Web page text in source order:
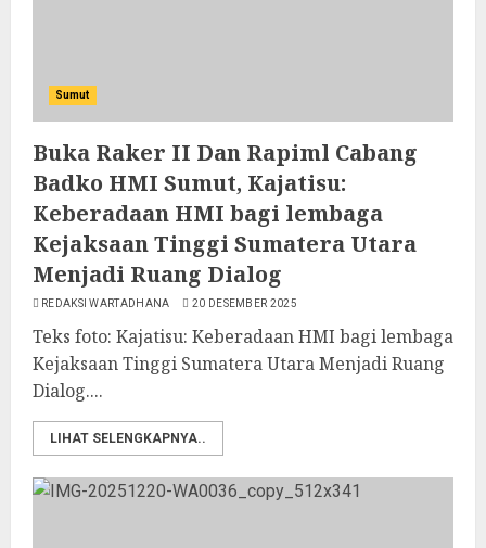
Sumut
Buka Raker II Dan Rapiml Cabang
Badko HMI Sumut, Kajatisu:
Keberadaan HMI bagi lembaga
Kejaksaan Tinggi Sumatera Utara
Menjadi Ruang Dialog
REDAKSI WARTADHANA 20 DESEMBER 2025
Teks foto: Kajatisu: Keberadaan HMI bagi lembaga
Kejaksaan Tinggi Sumatera Utara Menjadi Ruang
Dialog....
LIHAT SELENGKAPNYA..